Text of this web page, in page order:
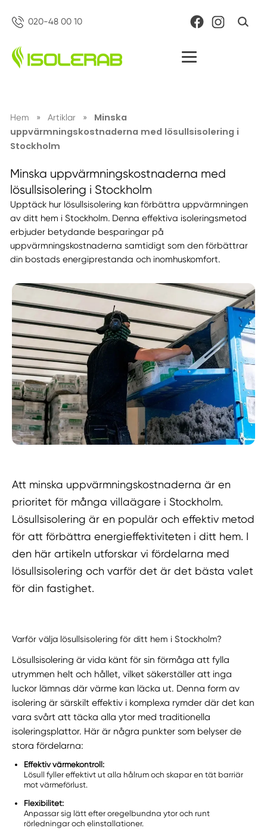
020-48 00 10
Hem » Artiklar »
Minska
uppvärmningskostnaderna med lösullsisolering i
Stockholm
Minska uppvärmningskostnaderna med
lösullsisolering i Stockholm
Upptäck hur lösullsisolering kan förbättra uppvärmningen
av ditt hem i Stockholm. Denna effektiva isoleringsmetod
erbjuder betydande besparingar på
uppvärmningskostnaderna samtidigt som den förbättrar
din bostads energiprestanda och inomhuskomfort.
Att minska uppvärmningskostnaderna är en
prioritet för många villaägare i Stockholm.
Lösullsisolering är en populär och effektiv metod
för att förbättra energieffektiviteten i ditt hem. I
den här artikeln utforskar vi fördelarna med
lösullsisolering och varför det är det bästa valet
för din fastighet.
Varför välja lösullsisolering för ditt hem i Stockholm?
Lösullsisolering är vida känt för sin förmåga att fylla
utrymmen helt och hållet, vilket säkerställer att inga
luckor lämnas där värme kan läcka ut. Denna form av
isolering är särskilt effektiv i komplexa rymder där det kan
vara svårt att täcka alla ytor med traditionella
isoleringsplattor. Här är några punkter som belyser de
stora fördelarna:
Effektiv värmekontroll:
Lösull fyller effektivt ut alla hålrum och skapar en tät barriär
mot värmeförlust.
Flexibilitet:
Anpassar sig lätt efter oregelbundna ytor och runt
rörledningar och elinstallationer.